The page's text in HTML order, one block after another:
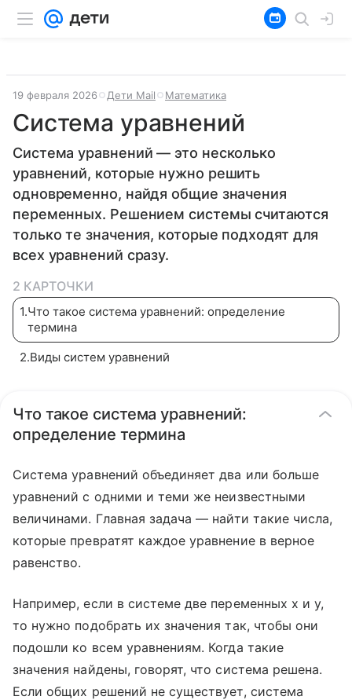
19 февраля 2026 Дети Mail Математика
Система уравнений
Система уравнений — это несколько
уравнений, которые нужно решить
одновременно, найдя общие значения
переменных. Решением системы считаются
только те значения, которые подходят для
всех уравнений сразу.
2 КАРТОЧКИ
1.Что такое система уравнений: определение
термина
2.Виды систем уравнений
Что такое система уравнений:
определение термина
Система уравнений объединяет два или больше
уравнений с одними и теми же неизвестными
величинами. Главная задача — найти такие числа,
которые превратят каждое уравнение в верное
равенство.
Например, если в системе две переменных x и y,
то нужно подобрать их значения так, чтобы они
подошли ко всем уравнениям. Когда такие
значения найдены, говорят, что система решена.
Если общих решений не существует, система